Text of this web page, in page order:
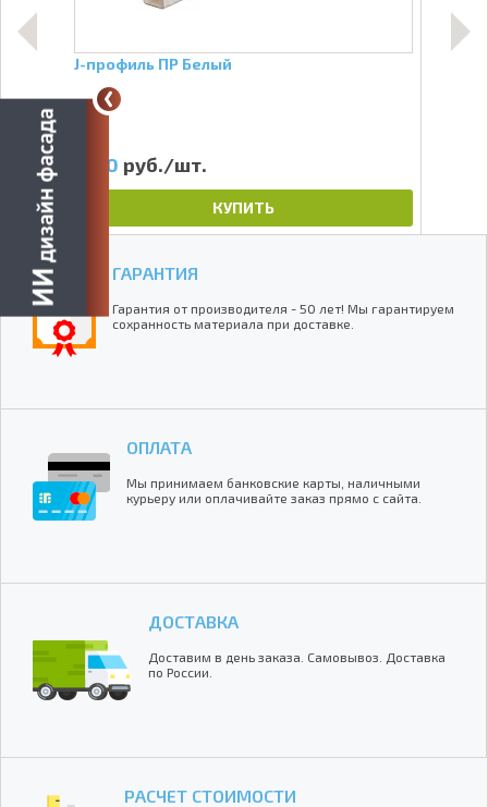
J-профиль ПР Белый
180 руб./шт.
КУПИТЬ
ГАРАНТИЯ
Гарантия от производителя - 50 лет! Мы гарантируем
сохранность материала при доставке.
ОПЛАТА
Мы принимаем банковские карты, наличными
курьеру или оплачивайте заказ прямо с сайта.
ДОСТАВКА
Доставим в день заказа. Самовывоз. Доставка
по России.
РАСЧЕТ СТОИМОСТИ